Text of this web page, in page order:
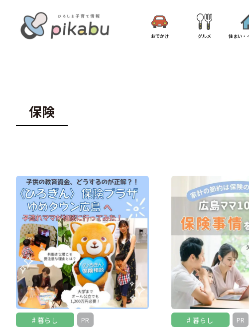
おでかけ グルメ 住まい・
保険
暮らし PR 暮らし PR